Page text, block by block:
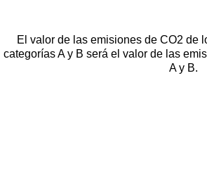
El valor de las emisiones de CO2 de
categorías A y B será el valor de las
A y B.